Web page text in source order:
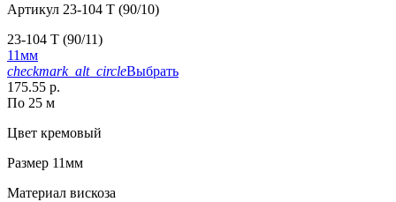
Артикул 23-104 T (90/10)
23-104 T (90/11)
11мм
checkmark_alt_circleВыбрать
175.55 р.
По 25 м
Цвет кремовый
Размер 11мм
Материал вискоза